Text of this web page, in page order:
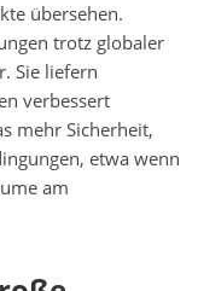
übersehen.
trotz globaler
Sie liefern
verbessert
mehr Sicherheit,
etwa wenn
am